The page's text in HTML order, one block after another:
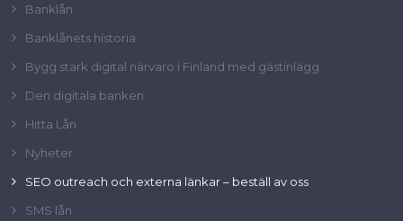
Banklån
Banklånets historia
Bygg stark digital närvaro i Finland med gästinlägg
Den digitala banken
Hitta Lån
Nyheter
SEO outreach och externa länkar – beställ av oss
SMS lån